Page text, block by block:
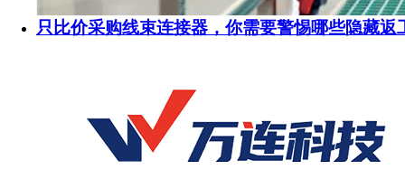
只比价采购线束连接器，你需要警惕哪些隐藏返